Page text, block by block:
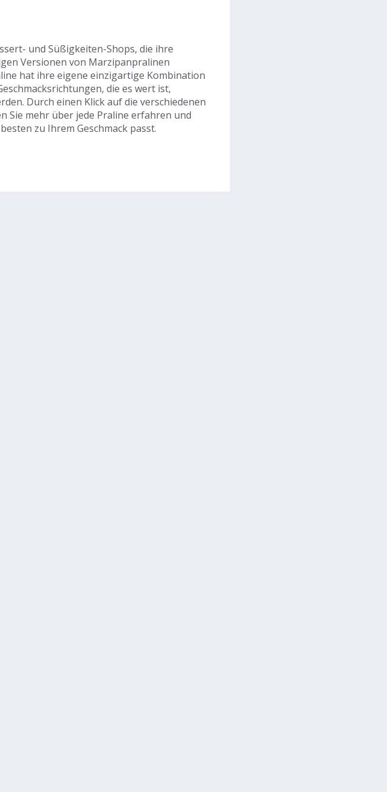
und Süßigkeiten-Shops, die ihre
Versionen von Marzipanpralinen
hat ihre eigene einzigartige Kombination
die es wert ist,
Durch einen Klick auf die verschiedenen
Sie mehr über jede Praline erfahren und
zu Ihrem Geschmack passt.